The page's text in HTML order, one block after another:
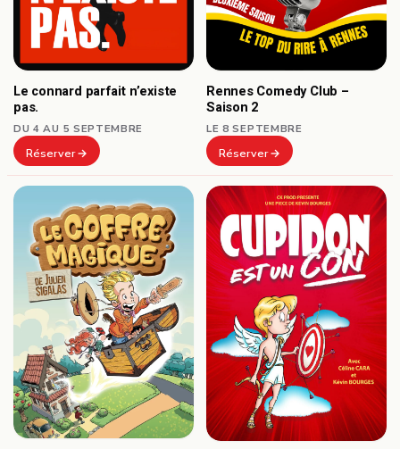
Le connard parfait n’existe
pas.
DU 4 AU 5 SEPTEMBRE
Réserver
Rennes Comedy Club –
Saison 2
LE 8 SEPTEMBRE
Réserver